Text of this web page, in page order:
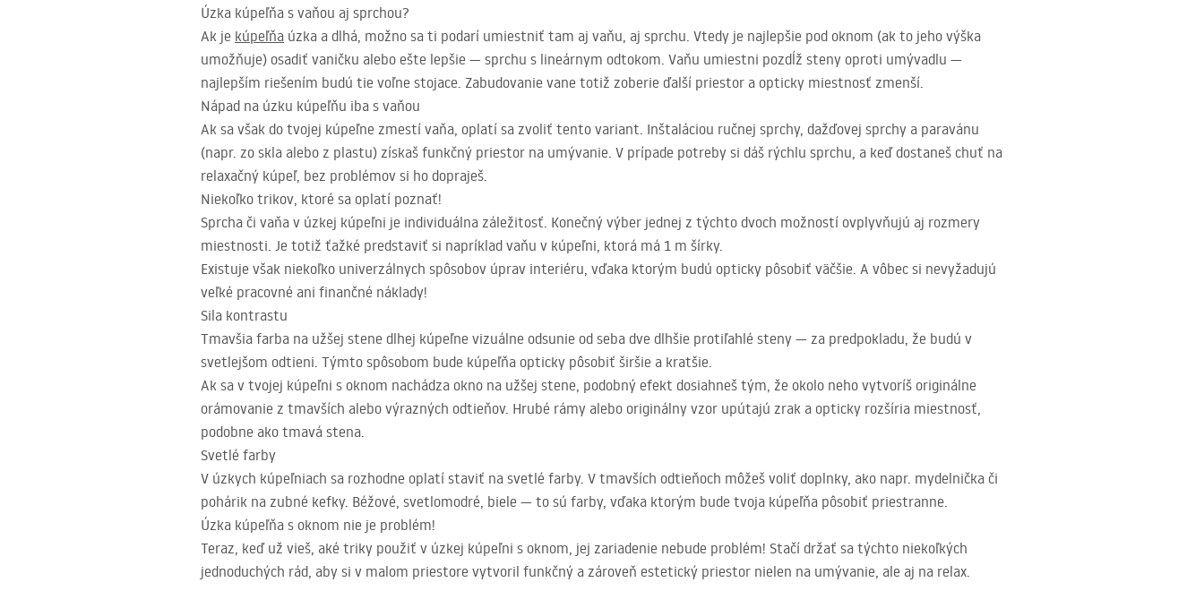
Úzka kúpeľňa s vaňou aj sprchou?
Ak je kúpeľňa úzka a dlhá, možno sa ti podarí umiestniť tam aj vaňu, aj sprchu. Vtedy je najlepšie pod oknom (ak to jeho výška
umožňuje) osadiť vaničku alebo ešte lepšie — sprchu s lineárnym odtokom. Vaňu umiestni pozdĺž steny oproti umývadlu —
najlepším riešením budú tie voľne stojace. Zabudovanie vane totiž zoberie ďalší priestor a opticky miestnosť zmenší.
Nápad na úzku kúpeľňu iba s vaňou
Ak sa však do tvojej kúpeľne zmestí vaňa, oplatí sa zvoliť tento variant. Inštaláciou ručnej sprchy, dažďovej sprchy a paravánu
(napr. zo skla alebo z plastu) získaš funkčný priestor na umývanie. V prípade potreby si dáš rýchlu sprchu, a keď dostaneš chuť na
relaxačný kúpeľ, bez problémov si ho dopraješ.
Niekoľko trikov, ktoré sa oplatí poznať!
Sprcha či vaňa v úzkej kúpeľni je individuálna záležitosť. Konečný výber jednej z týchto dvoch možností ovplyvňujú aj rozmery
miestnosti. Je totiž ťažké predstaviť si napríklad vaňu v kúpeľni, ktorá má 1 m šírky.
Existuje však niekoľko univerzálnych spôsobov úprav interiéru, vďaka ktorým budú opticky pôsobiť väčšie. A vôbec si nevyžadujú
veľké pracovné ani finančné náklady!
Sila kontrastu
Tmavšia farba na užšej stene dlhej kúpeľne vizuálne odsunie od seba dve dlhšie protiľahlé steny — za predpokladu, že budú v
svetlejšom odtieni. Týmto spôsobom bude kúpeľňa opticky pôsobiť širšie a kratšie.
Ak sa v tvojej kúpeľni s oknom nachádza okno na užšej stene, podobný efekt dosiahneš tým, že okolo neho vytvoríš originálne
orámovanie z tmavších alebo výrazných odtieňov. Hrubé rámy alebo originálny vzor upútajú zrak a opticky rozšíria miestnosť,
podobne ako tmavá stena.
Svetlé farby
V úzkych kúpeľniach sa rozhodne oplatí staviť na svetlé farby. V tmavších odtieňoch môžeš voliť doplnky, ako napr. mydelnička či
pohárik na zubné kefky. Béžové, svetlomodré, biele — to sú farby, vďaka ktorým bude tvoja kúpeľňa pôsobiť priestranne.
Úzka kúpeľňa s oknom nie je problém!
Teraz, keď už vieš, aké triky použiť v úzkej kúpeľni s oknom, jej zariadenie nebude problém! Stačí držať sa týchto niekoľkých
jednoduchých rád, aby si v malom priestore vytvoril funkčný a zároveň estetický priestor nielen na umývanie, ale aj na relax.